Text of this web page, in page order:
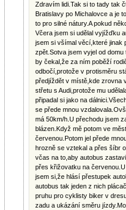
Zdravím lidi.Tak si to tady tak
Bratislavy po Michalovce a je
to pro silné nátury.A pokud
Včera jsem si udělal vyjížďku
jsem si všímal věcí,které jinak
zpět.Sotva jsem vyjel od
by čekal,že za ním poběží
odbočí,protože v protisměru
předjíždět v místě,kde zrovna
střetu s Audi,protože mu
připadal si jako na
se přede mnou
má 50km/h.U přechodu jsem
blázen.Když mě potom ve
červenou.Potom jel přede
hrozně se vztekal a přes šíbr
včas na to,aby autobus
přes křižovatku na
jsem si,že hlásí přestupek
autobus tak jeden z nich
pruhu pro cyklisty biker v
zadu a ukázání směru